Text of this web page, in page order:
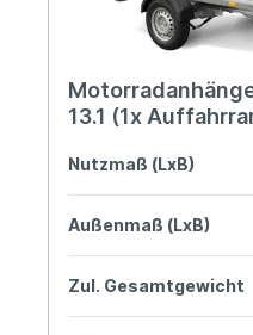
13.1 (1x
Nutzmaß (LxB)
Außenmaß (LxB)
Zul. Gesamtgewicht